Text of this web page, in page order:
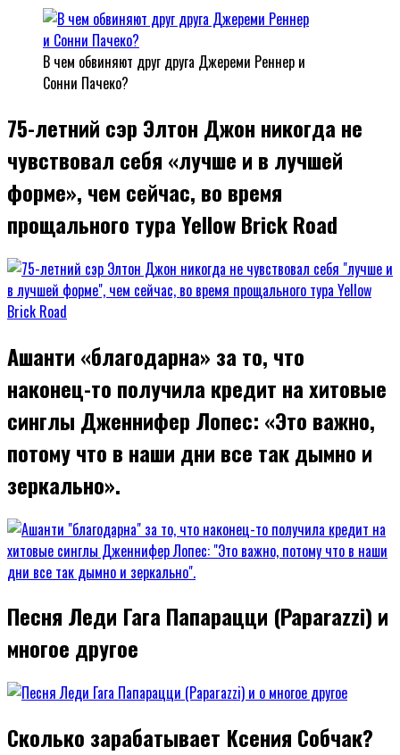
В чем обвиняют друг друга Джереми Реннер и
Сонни Пачеко?
75-летний сэр Элтон Джон никогда не
чувствовал себя «лучше и в лучшей
форме», чем сейчас, во время
прощального тура Yellow Brick Road
Ашанти «благодарна» за то, что
наконец-то получила кредит на хитовые
синглы Дженнифер Лопес: «Это важно,
потому что в наши дни все так дымно и
зеркально».
Песня Леди Гага Папарацци (Paparazzi) и
многое другое
Сколько зарабатывает Ксения Собчак?